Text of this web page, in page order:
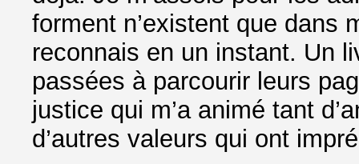
forment n’existent que dans
reconnais en un instant. Un
passées à parcourir leurs
justice qui m’a animé tant
d’autres valeurs qui ont